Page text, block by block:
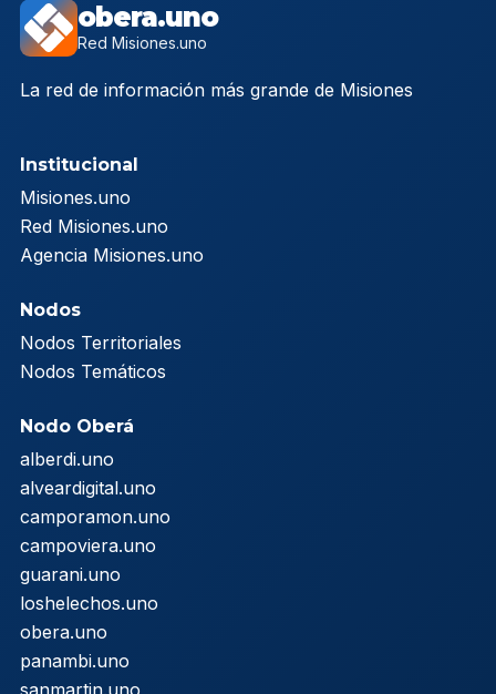
obera.uno
Red Misiones.uno
La red de información más grande de Misiones
Institucional
Misiones.uno
Red Misiones.uno
Agencia Misiones.uno
Nodos
Nodos Territoriales
Nodos Temáticos
Nodo Oberá
alberdi.uno
alveardigital.uno
camporamon.uno
campoviera.uno
guarani.uno
loshelechos.uno
obera.uno
panambi.uno
sanmartin.uno